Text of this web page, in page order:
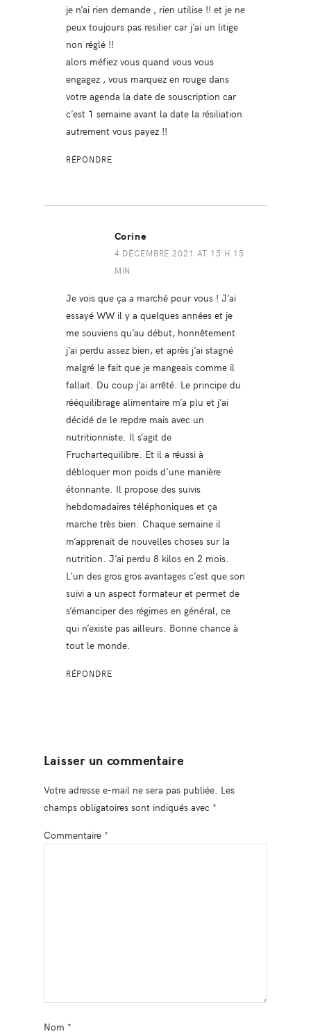
je n’ai rien demande , rien utilise !! et je ne
peux toujours pas resilier car j’ai un litige
non réglé !!
alors méfiez vous quand vous vous
engagez , vous marquez en rouge dans
votre agenda la date de souscription car
c’est 1 semaine avant la date la résiliation
autrement vous payez !!
RÉPONDRE
Corine
4 DÉCEMBRE 2021 AT 15 H 15
MIN
Je vois que ça a marché pour vous ! J’ai
essayé WW il y a quelques années et je
me souviens qu’au début, honnêtement
j’ai perdu assez bien, et après j’ai stagné
malgré le fait que je mangeais comme il
fallait. Du coup j’ai arrêté. Le principe du
rééquilibrage alimentaire m’a plu et j’ai
décidé de le repdre mais avec un
nutritionniste. Il s’agit de
Fruchartequilibre. Et il a réussi à
débloquer mon poids d’une manière
étonnante. Il propose des suivis
hebdomadaires téléphoniques et ça
marche très bien. Chaque semaine il
m’apprenait de nouvelles choses sur la
nutrition. J’ai perdu 8 kilos en 2 mois.
L’un des gros gros avantages c’est que son
suivi a un aspect formateur et permet de
s’émanciper des régimes en général, ce
qui n’existe pas ailleurs. Bonne chance à
tout le monde.
RÉPONDRE
Laisser un commentaire
Votre adresse e-mail ne sera pas publiée. Les
champs obligatoires sont indiqués avec *
Commentaire *
Nom *